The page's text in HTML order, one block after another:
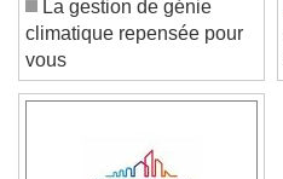
La gestion de génie
climatique repensée pour
vous